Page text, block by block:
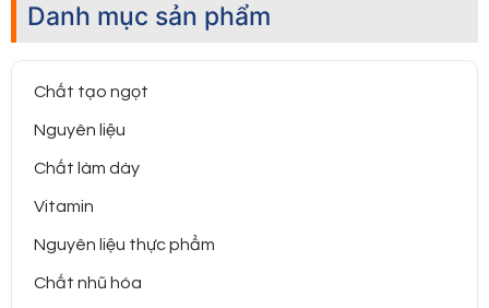
Danh mục sản phẩm
Chất tạo ngọt
Nguyên liệu
Chất làm dày
Vitamin
Nguyên liệu thực phẩm
Chất nhũ hóa